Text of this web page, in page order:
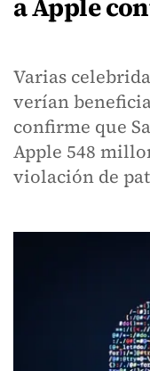
a Apple
Varias
verían
confirme que
Apple 548
violación de